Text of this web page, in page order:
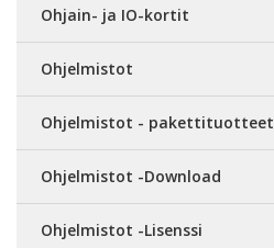
Ohjain- ja IO-kortit
Ohjelmistot
Ohjelmistot - pakettituotteet
Ohjelmistot -Download
Ohjelmistot -Lisenssi